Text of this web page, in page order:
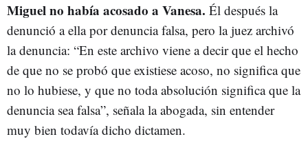
Miguel no había acosado a Vanesa. Él después la
denunció a ella por denuncia falsa, pero la juez archivó
la denuncia: “En este archivo viene a decir que el hecho
de que no se probó que existiese acoso, no significa que
no lo hubiese, y que no toda absolución significa que la
denuncia sea falsa”, señala la abogada, sin entender
muy bien todavía dicho dictamen.